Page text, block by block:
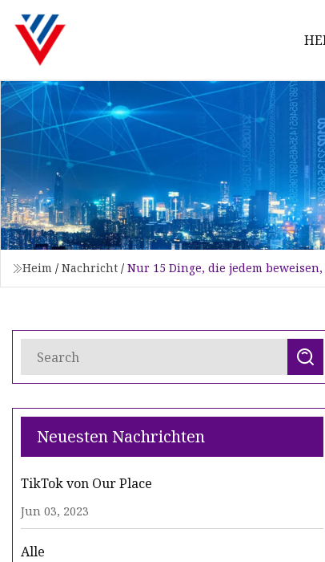
Heim / Nachricht / Nur 15 Dinge, die jedem
Neuesten Nachrichten
TikTok von Our Place
Jun 03, 2023
Alle